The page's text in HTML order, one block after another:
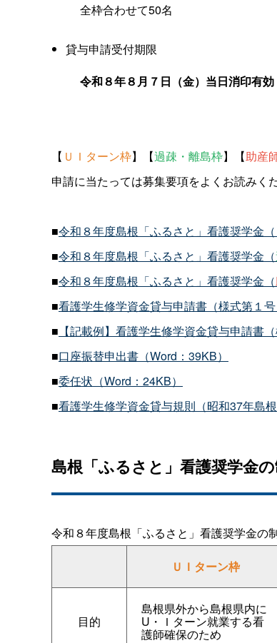
全枠合わせて50名
貸与申請受付期限
令和８年８月７日（金）当日消印有効
【 ＵＩターン枠】【過疎・離島枠】【助産
申請に当たっては募集要項をよくお読みくだ
■令和８年度島根「ふるさと」看護奨学金（
■令和８年度島根「ふるさと」看護奨学金（
■令和８年度島根「ふるさと」看護奨学金（
■看護学生修学資金貸与申請書（様式第１号
■ 【記載例】看護学生修学資金貸与申請書
■口座振替申出書（Word：39KB）
■委任状（Word：24KB）
■看護学生修学資金貸与規則（昭和37年島
島根「ふるさと」看護奨学金
令和８年度島根「ふるさと」看護奨学金の
ＵＩターン枠
目的
島根県外から島根県内に
U・Ｉターン就業する看
護師確保のため